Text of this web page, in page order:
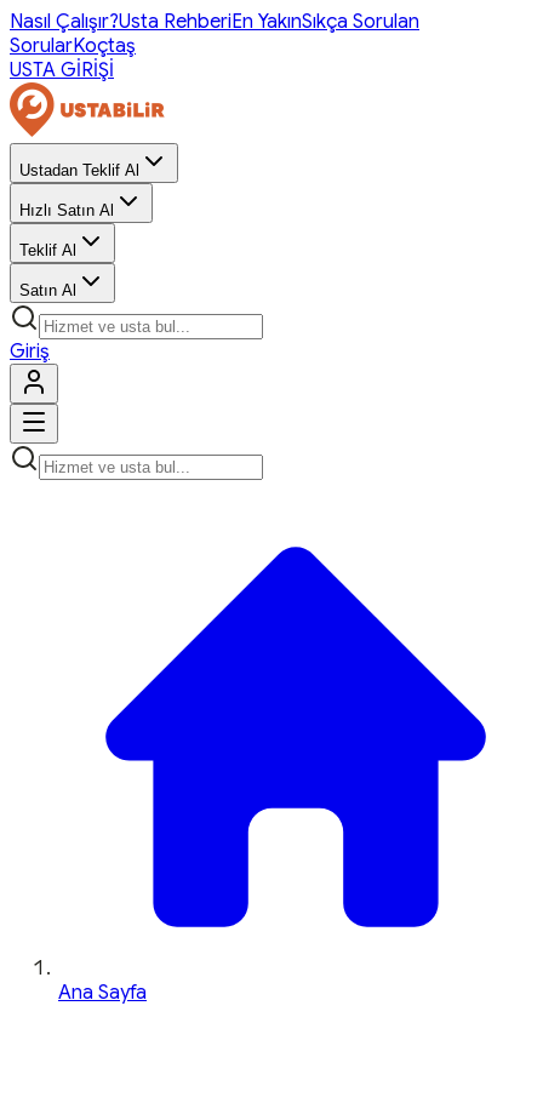
Nasıl Çalışır?Usta RehberiEn YakınSıkça Sorulan
SorularKoçtaş
USTA GİRİŞİ
Ustadan Teklif Al
Hızlı Satın Al
Teklif Al
Satın Al
Giriş
Ana Sayfa